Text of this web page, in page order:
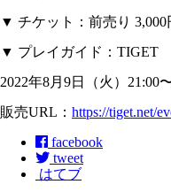
▼ チケット：前売り 3,000
▼ プレイガイド：TIGET
2022年8月9日（火）21:00
販売URL： https://tiget.net/
facebook
tweet
はてブ